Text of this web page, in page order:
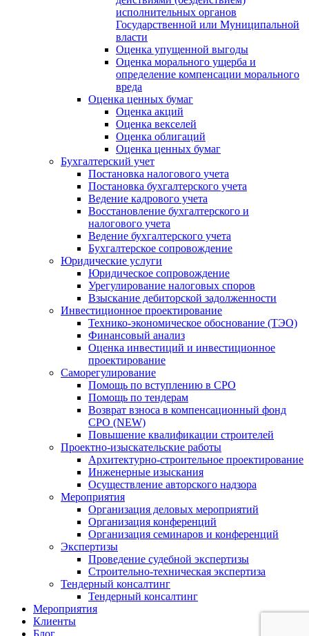
исполнительных органов
Государственной или Муниципальной
власти
Оценка упущенной выгоды
Оценка морального ущерба и
определение компенсации морального
вреда
Оценка ценных бумаг
Оценка акций
Оценка векселей
Оценка облигаций
Оценка ценных бумаг
Бухгалтерский учет
Постановка налогового учета
Постановка бухгалтерского учета
Ведение кадрового учета
Восстановление бухгалтерского и
налогового учета
Ведение бухгалтерского учета
Бухгалтерское сопровождение
Юридические услуги
Юридическое сопровождение
Урегулирование налоговых споров
Взыскание дебиторской задолженности
Инвестиционное проектирование
Технико-экономическое обоснование (ТЭО)
Финансовый анализ
Оценка инвестиций и инвестиционное
проектирование
Саморегулирование
Помощь по вступлению в СРО
Помощь по тендерам
Возврат взноса в компенсационный фонд
СРО (NEW)
Повышение квалификации строителей
Проектно-изыскательские работы
Архитектурно-строительное проектирование
Инженерные изыскания
Осуществление авторского надзора
Мероприятия
Организация деловых мероприятий
Организация конференций
Организация семинаров и конференций
Экспертизы
Проведение судебной экспертизы
Строительно-техническая экспертиза
Тендерный консалтинг
Тендерный консалтинг
Мероприятия
Клиенты
Блог